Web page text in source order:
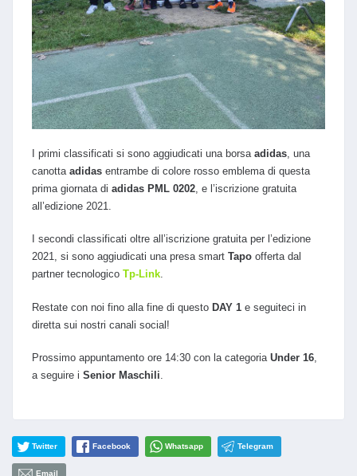
I primi classificati si sono aggiudicati una borsa adidas , una
canotta adidas entrambe di colore rosso emblema di questa
prima giornata di adidas PML 0202 , e l’iscrizione gratuita
all’edizione 2021.
I secondi classificati oltre all’iscrizione gratuita per l’edizione
2021, si sono aggiudicati una presa smart Tapo offerta dal
partner tecnologico Tp-Link.
Restate con noi fino alla fine di questo DAY 1 e seguiteci in
diretta sui nostri canali social!
Prossimo appuntamento ore 14:30 con la categoria Under 16,
a seguire i Senior Maschili.
Twitter Facebook Whatsapp Telegram
Email